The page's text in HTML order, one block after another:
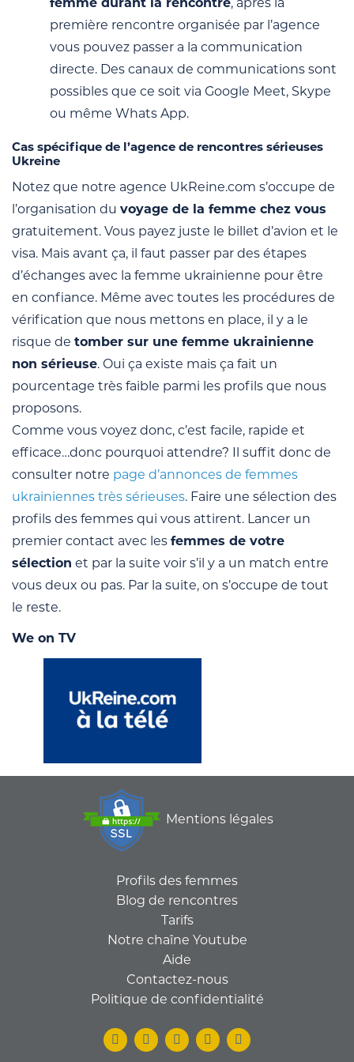
première rencontre organisée par l’agence
vous pouvez passer a la communication
directe. Des canaux de communications sont
possibles que ce soit via Google Meet, Skype
ou même Whats App.
Cas spécifique de l’agence de rencontres sérieuses
Ukreine
Notez que notre agence UkReine.com s’occupe de
l’organisation du voyage de la femme chez vous
gratuitement. Vous payez juste le billet d’avion et le
visa. Mais avant ça, il faut passer par des étapes
d’échanges avec la femme ukrainienne pour être
en confiance. Même avec toutes les procédures de
vérification que nous mettons en place, il y a le
risque de tomber sur une femme ukrainienne
non sérieuse. Oui ça existe mais ça fait un
pourcentage très faible parmi les profils que nous
proposons.
Comme vous voyez donc, c’est facile, rapide et
efficace…donc pourquoi attendre? Il suffit donc de
consulter notre page d’annonces de femmes
ukrainiennes très sérieuses. Faire une sélection des
profils des femmes qui vous attirent. Lancer un
premier contact avec les femmes de votre
sélection et par la suite voir s’il y a un match entre
vous deux ou pas. Par la suite, on s’occupe de tout
le reste.
We on TV
Mentions légales
Profils des femmes
Blog de rencontres
Tarifs
Notre chaîne Youtube
Aide
Contactez-nous
Politique de confidentialité